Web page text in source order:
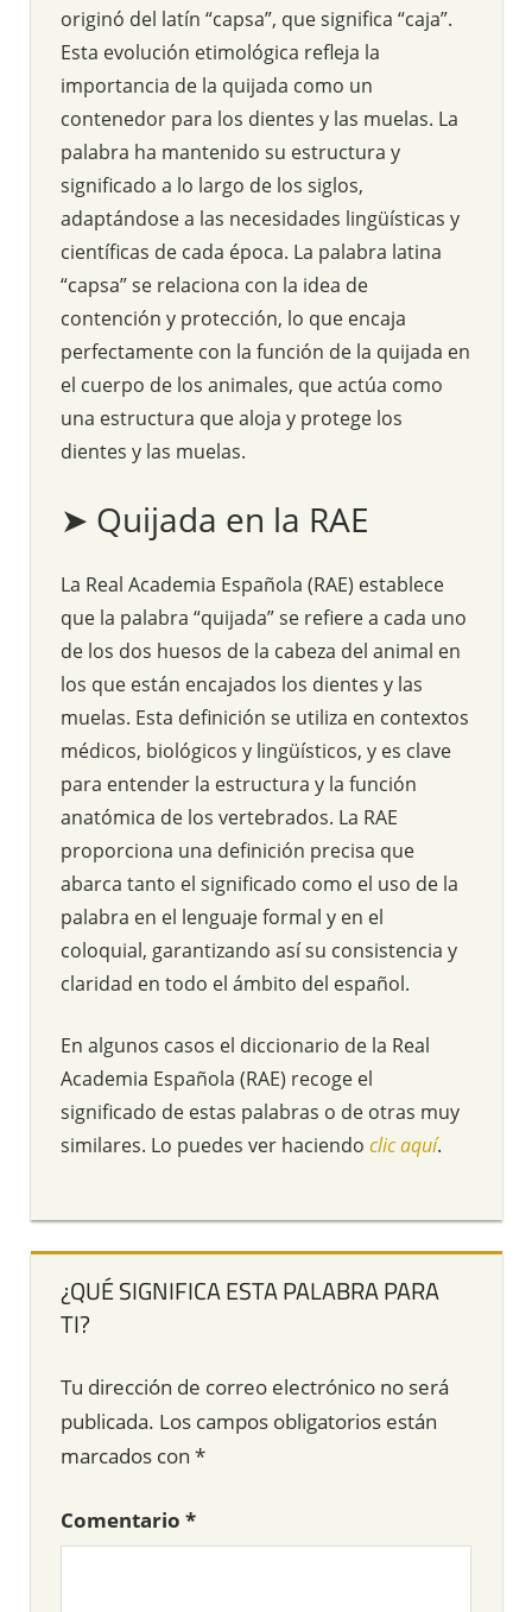
originó del latín “capsa”, que significa “caja”.
Esta evolución etimológica refleja la
importancia de la quijada como un
contenedor para los dientes y las muelas. La
palabra ha mantenido su estructura y
significado a lo largo de los siglos,
adaptándose a las necesidades lingüísticas y
científicas de cada época. La palabra latina
“capsa” se relaciona con la idea de
contención y protección, lo que encaja
perfectamente con la función de la quijada en
el cuerpo de los animales, que actúa como
una estructura que aloja y protege los
dientes y las muelas.
➤ Quijada en la RAE
La Real Academia Española (RAE) establece
que la palabra “quijada” se refiere a cada uno
de los dos huesos de la cabeza del animal en
los que están encajados los dientes y las
muelas. Esta definición se utiliza en contextos
médicos, biológicos y lingüísticos, y es clave
para entender la estructura y la función
anatómica de los vertebrados. La RAE
proporciona una definición precisa que
abarca tanto el significado como el uso de la
palabra en el lenguaje formal y en el
coloquial, garantizando así su consistencia y
claridad en todo el ámbito del español.
En algunos casos el diccionario de la Real
Academia Española (RAE) recoge el
significado de estas palabras o de otras muy
similares. Lo puedes ver haciendo clic aquí.
¿QUÉ SIGNIFICA ESTA PALABRA PARA
TI?
Tu dirección de correo electrónico no será
publicada. Los campos obligatorios están
marcados con *
Comentario *